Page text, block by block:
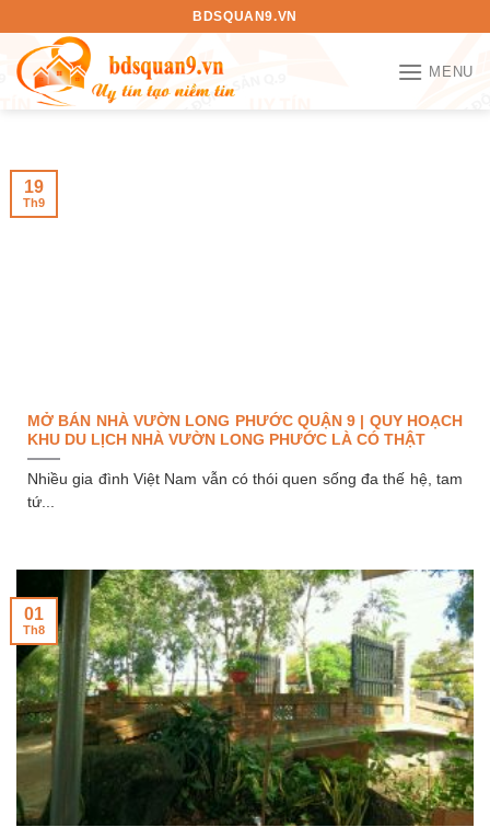
nội
dung
BDSQUAN9.VN
MENU
MỞ BÁN NHÀ VƯỜN LONG PHƯỚC QUẬN 9 | QUY HOẠCH
KHU DU LỊCH NHÀ VƯỜN LONG PHƯỚC LÀ CÓ THẬT
Nhiều gia đình Việt Nam vẫn có thói quen sống đa thế hệ, tam
tứ...
19
Th9
01
Th8